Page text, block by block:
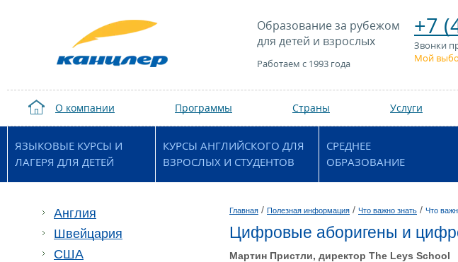
Образование за рубежом
для детей и взрослых
Работаем с 1993 года
+7
Звонки
Мой
О компании Программы Страны Услуги
ЯЗЫКОВЫЕ КУРСЫ И
ЛАГЕРЯ ДЛЯ ДЕТЕЙ
КУРСЫ АНГЛИЙСКОГО ДЛЯ
ВЗРОСЛЫХ И СТУДЕНТОВ
СРЕДНЕЕ
ОБРАЗОВАНИЕ
Англия
Швейцария
США
Главная / Полезная информация / Что важно знать / Что
Цифровые аборигены и
Мартин Пристли, директор The Leys School